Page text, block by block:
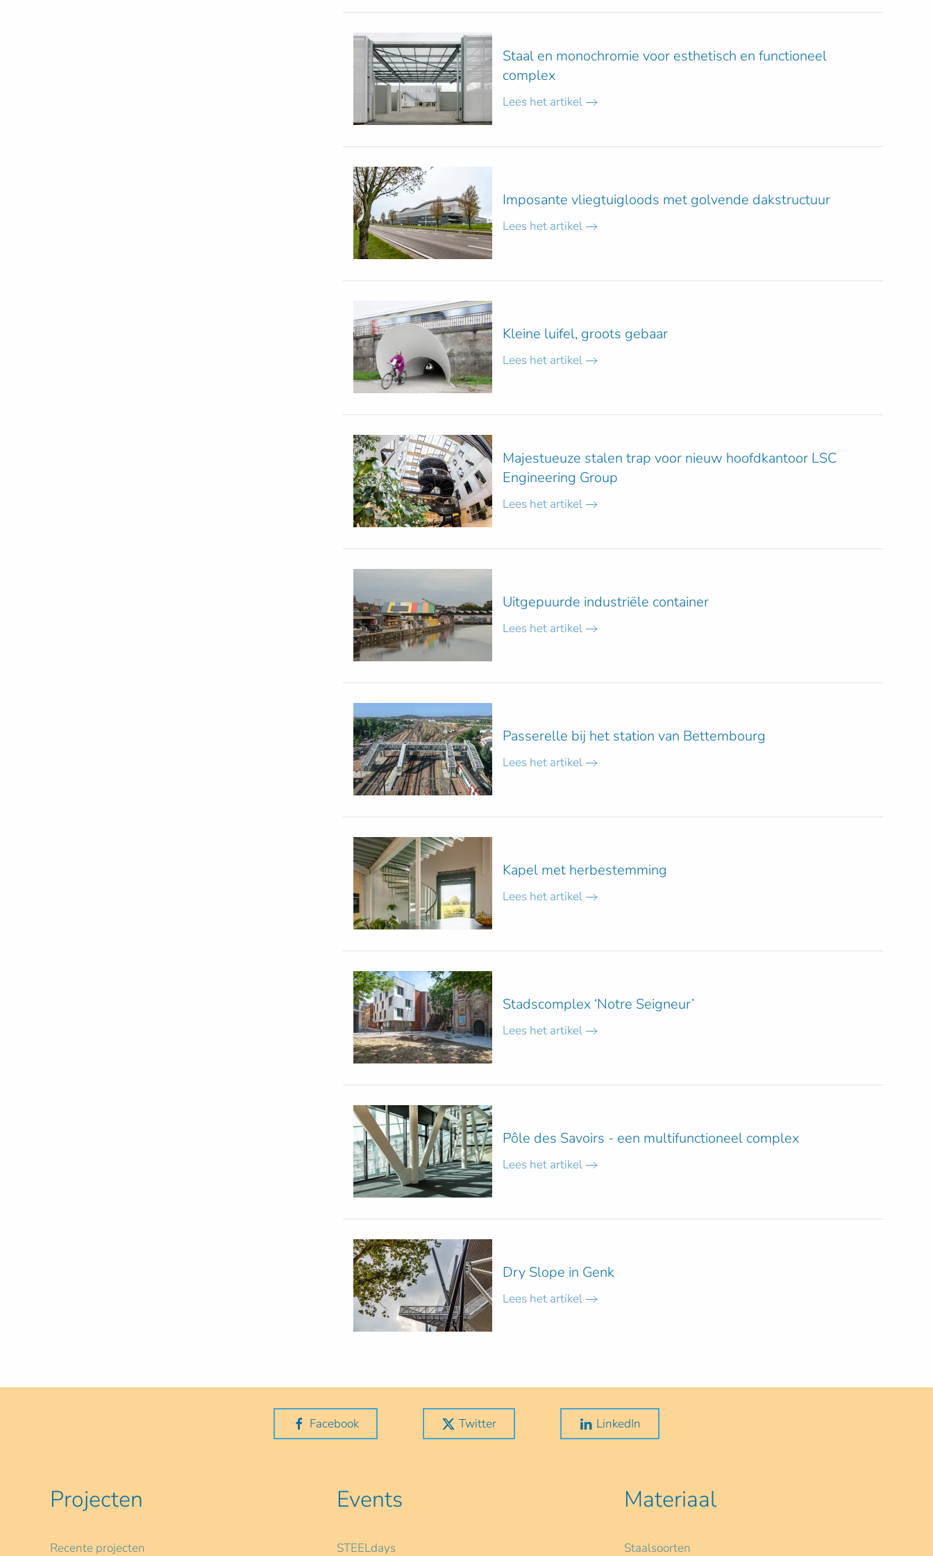
Staal en monochromie voor esthetisch en functioneel
complex
Lees het artikel
Imposante vliegtuigloods met golvende dakstructuur
Lees het artikel
Kleine luifel, groots gebaar
Lees het artikel
Majestueuze stalen trap voor nieuw hoofdkantoor LSC
Engineering Group
Lees het artikel
Uitgepuurde industriële container
Lees het artikel
Passerelle bij het station van Bettembourg
Lees het artikel
Kapel met herbestemming
Lees het artikel
Stadscomplex ‘Notre Seigneur’
Lees het artikel
Pôle des Savoirs - een multifunctioneel complex
Lees het artikel
Dry Slope in Genk
Lees het artikel
Facebook Twitter LinkedIn
Projecten
Recente projecten
Events
STEELdays
Materiaal
Staalsoorten